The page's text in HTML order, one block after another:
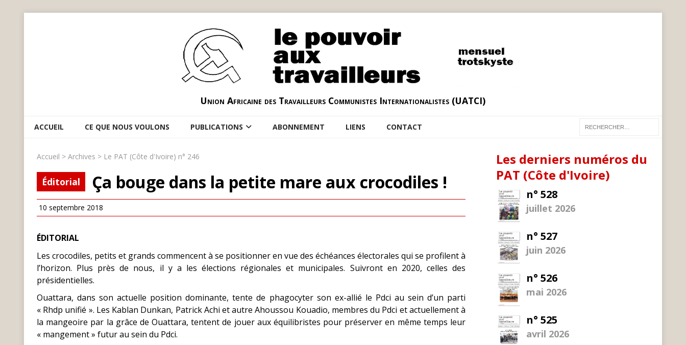
Union Africaine des Travailleurs Communistes Internationalistes (UATCI)
ACCUEIL CE QUE NOUS VOULONS PUBLICATIONS ABONNEMENT LIENS CONTACT
Accueil > Archives > Le PAT (Côte d'Ivoire) n° 246
Éditorial Ça bouge dans la petite mare aux crocodiles !
10 septembre 2018
ÉDITORIAL
Les crocodiles, petits et grands commencent à se positionner en vue des échéances électorales qui se profilent à
l’horizon. Plus près de nous, il y a les élections régionales et municipales. Suivront en 2020, celles des
présidentielles.
Ouattara, dans son actuelle position dominante, tente de phagocyter son ex-allié le Pdci au sein d’un parti
« Rhdp unifié ». Les Kablan Dunkan, Patrick Achi et autre Ahoussou Kouadio, membres du Pdci et actuellement à
la mangeoire par la grâce de Ouattara, tentent de jouer aux équilibristes pour préserver en même temps leur
« mangement » futur au sein du Pdci.
Les derniers numéros du
PAT (Côte d'Ivoire)
n° 528
juillet 2026
n° 527
juin 2026
n° 526
mai 2026
n° 525
avril 2026